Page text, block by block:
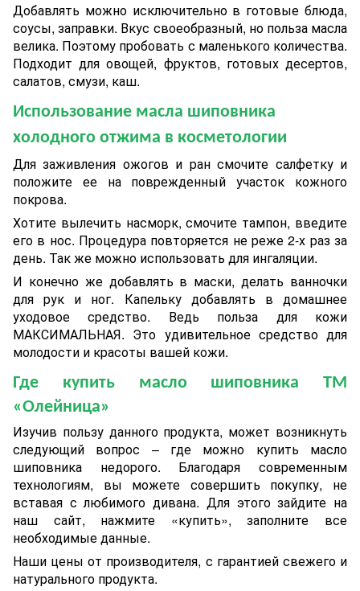
Добавлять можно исключительно в готовые блюда,
соусы, заправки. Вкус своеобразный, но польза масла
велика. Поэтому пробовать с маленького количества.
Подходит для овощей, фруктов, готовых десертов,
салатов, смузи, каш.
Использование масла шиповника
холодного отжима в косметологии
Для заживления ожогов и ран смочите салфетку и
положите ее на поврежденный участок кожного
покрова.
Хотите вылечить насморк, смочите тампон, введите
его в нос. Процедура повторяется не реже 2-х раз за
день. Так же можно использовать для ингаляции.
И конечно же добавлять в маски, делать ванночки
для рук и ног. Капельку добавлять в домашнее
уходовое средство. Ведь польза для кожи
МАКСИМАЛЬНАЯ. Это удивительное средство для
молодости и красоты вашей кожи.
Где купить масло шиповника ТМ
«Олейница»
Изучив пользу данного продукта, может возникнуть
следующий вопрос – где можно купить масло
шиповника недорого. Благодаря современным
технологиям, вы можете совершить покупку, не
вставая с любимого дивана. Для этого зайдите на
наш сайт, нажмите «купить», заполните все
необходимые данные.
Наши цены от производителя, с гарантией свежего и
натурального продукта.